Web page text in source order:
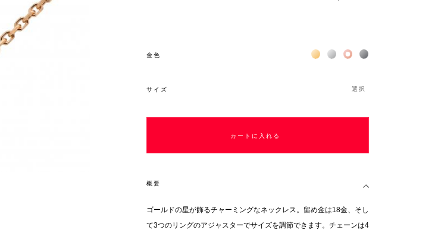
金色 Жёлтое золото 18К
Белое золото 18К
Розовое золото 18К
Чёрное золото 18К
サイズ 選択
カートに入れる
概要
ゴールドの星が飾るチャーミングなネックレス。留め金は18金、そし
て3つのリングのアジャスターでサイズを調節できます。チェーンは4